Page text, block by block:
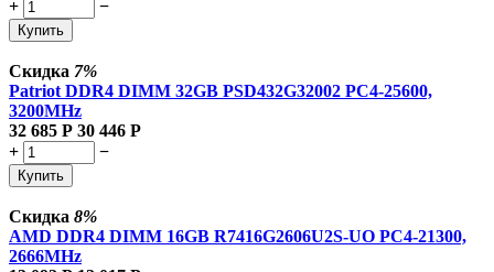
+
−
Купить
Скидка 7%
Patriot DDR4 DIMM 32GB PSD432G32002 PC4-25600,
3200MHz
32 685 Р 30 446 Р
+
−
Купить
Скидка 8%
AMD DDR4 DIMM 16GB R7416G2606U2S-UO PC4-21300,
2666MHz